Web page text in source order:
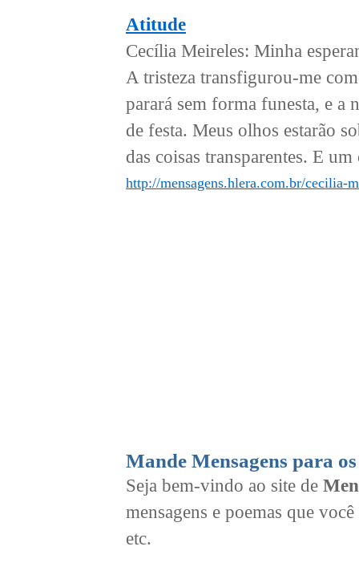
Atitude
Cecília Meireles: Minha
A tristeza transfigurou-me
parará sem forma funesta, e
de festa. Meus olhos estarão
das coisas transparentes. E
http://mensagens.hlera.com.br/cecilia-
Mande Mensagens para
Seja bem-vindo ao site de
mensagens e poemas que
etc.